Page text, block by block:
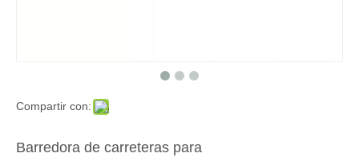
Compartir con:
Barredora de carreteras para